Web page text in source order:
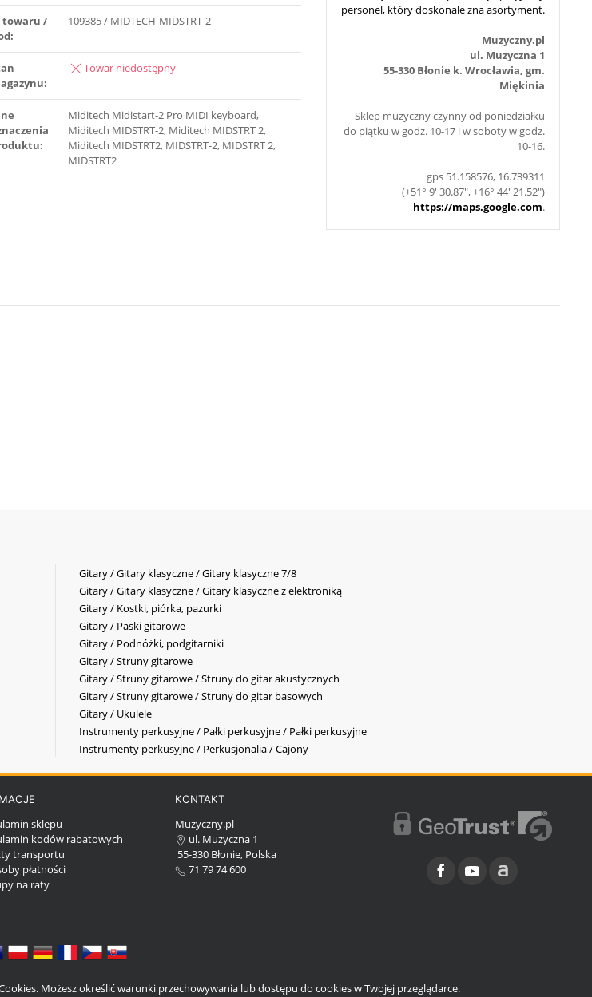
towaru /
109385 / MIDTECH-MIDSTRT-2
Towar niedostępny
Miditech Midistart-2 Pro MIDI keyboard,
Miditech MIDSTRT-2, Miditech MIDSTRT 2,
Miditech MIDSTRT2, MIDSTRT-2, MIDSTRT 2,
MIDSTRT2
personel, który doskonale zna asortyment.
Muzyczny.pl
ul. Muzyczna 1
55-330 Błonie k. Wrocławia, gm.
Miękinia
Sklep muzyczny czynny od poniedziałku
do piątku w godz. 10-17 i w soboty w godz.
10-16.
gps 51.158576, 16.739311
(+51° 9' 30.87", +16° 44' 21.52")
https://maps.google.com.
Gitary / Gitary klasyczne / Gitary klasyczne 7/8
Gitary / Gitary klasyczne / Gitary klasyczne z elektroniką
Gitary / Kostki, piórka, pazurki
Gitary / Paski gitarowe
Gitary / Podnóżki, podgitarniki
Gitary / Struny gitarowe
Gitary / Struny gitarowe / Struny do gitar akustycznych
Gitary / Struny gitarowe / Struny do gitar basowych
Gitary / Ukulele
Instrumenty perkusyjne / Pałki perkusyjne / Pałki perkusyjne
Instrumenty perkusyjne / Perkusjonalia / Cajony
sklepu
kodów rabatowych
transportu
płatności
na raty
KONTAKT
Muzyczny.pl
ul. Muzyczna 1
55-330 Błonie, Polska
71 79 74 600
Możesz określić warunki przechowywania lub dostępu do cookies w Twojej przeglądarce.